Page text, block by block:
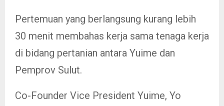
Pertemuan yang berlangsung kurang lebih
30 menit membahas kerja sama tenaga kerja
di bidang pertanian antara Yuime dan
Pemprov Sulut.
Co-Founder Vice President Yuime, Yo